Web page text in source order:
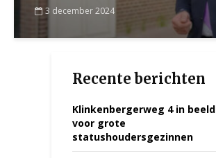
3 december 2024
Recente berichten
Klinkenbergerweg 4 in beeld
voor grote
statushoudersgezinnen